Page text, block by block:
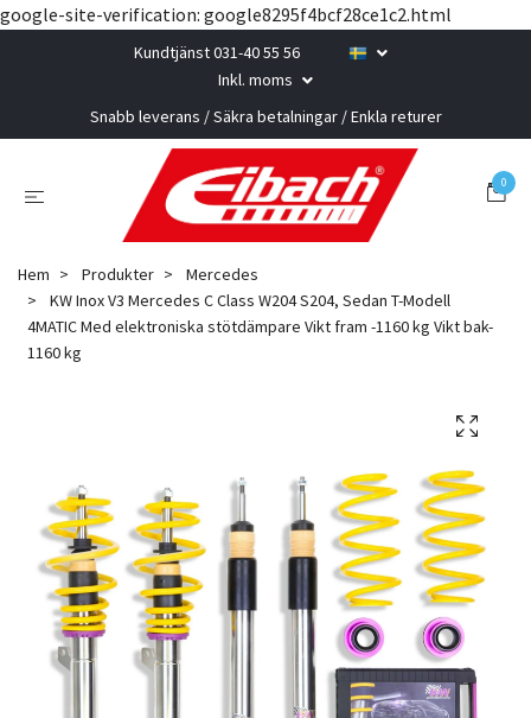
google-site-verification: google8295f4bcf28ce1c2.html
Kundtjänst 031-40 55 56
Inkl. moms
Snabb leverans / Säkra betalningar / Enkla returer
0
Hem Produkter
Mercedes
KW Inox V3 Mercedes C Class W204 S204, Sedan T-Modell
4MATIC Med elektroniska stötdämpare Vikt fram -1160 kg Vikt bak-
1160 kg